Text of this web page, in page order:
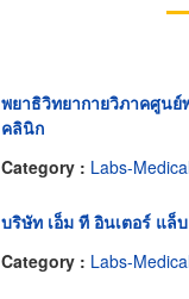
พยาธิวิทยากายวิภาคศูนย์
คลินิก
Category : Labs-
บริษัท เอ็ม ที อินเตอร์ แล็
Category : Labs-